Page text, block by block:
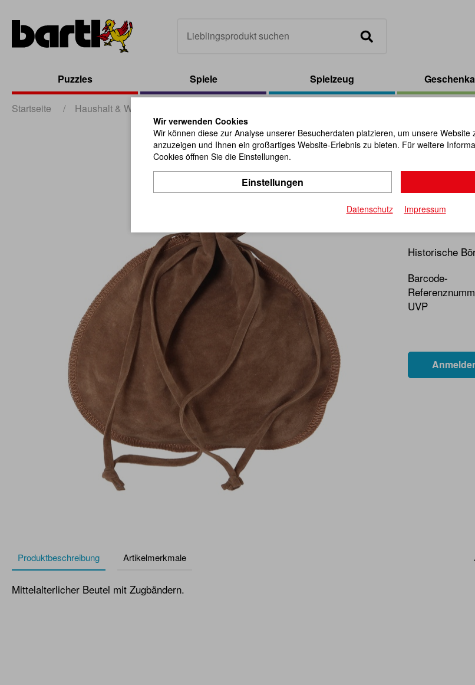
Puzzles Spiele Spielzeug
Startseite / Haushalt & Werbung
Historische
Barcode-
UVP
Produktbeschreibung Artikelmerkmale
Mittelalterlicher Beutel mit Zugbändern.
Wir verwenden Cookies
Wir können diese zur Analyse unserer Besucherdaten platzieren, um unsere
anzuzeigen und Ihnen ein großartiges Website-Erlebnis zu bieten. Für weitere
Cookies öffnen Sie die Einstellungen.
Einstellungen
Datenschutz Impressum